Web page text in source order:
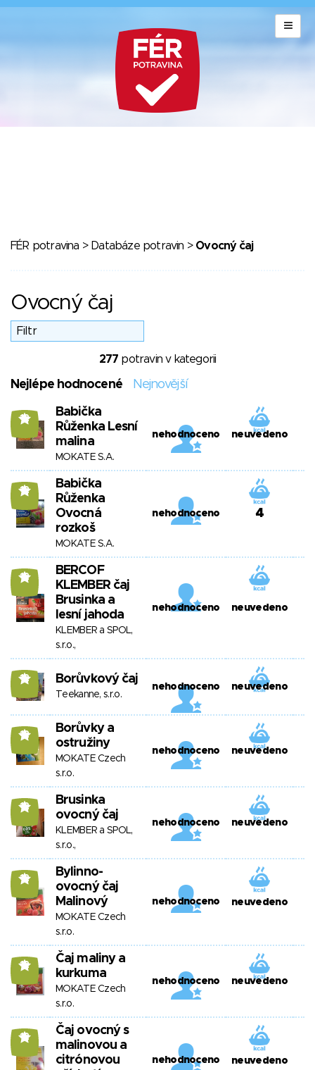
FÉR potravina > Databáze potravin > Ovocný čaj
Ovocný čaj
277 potravin v kategorii
Nejlépe hodnocené Nejnovější
12
Babička
Růženka Lesní
malina
MOKATE S.A.
nehodnoceno neuvedeno
12
Babička
Růženka
Ovocná
rozkoš
MOKATE S.A.
nehodnoceno 4
12
BERCOF
KLEMBER čaj
Brusinka a
lesní jahoda
KLEMBER a SPOL,
s.r.o.,
nehodnoceno neuvedeno
12 Borůvkový čaj
Teekanne, s.r.o.
nehodnoceno neuvedeno
12
Borůvky a
ostružiny
MOKATE Czech
s.r.o.
nehodnoceno neuvedeno
12
Brusinka
ovocný čaj
KLEMBER a SPOL,
s.r.o.,
nehodnoceno neuvedeno
12
Bylinno-
ovocný čaj
Malinový
MOKATE Czech
s.r.o.
nehodnoceno neuvedeno
12
Čaj maliny a
kurkuma
MOKATE Czech
s.r.o.
nehodnoceno neuvedeno
12
Čaj ovocný s
malinovou a
citrónovou
nehodnoceno neuvedeno